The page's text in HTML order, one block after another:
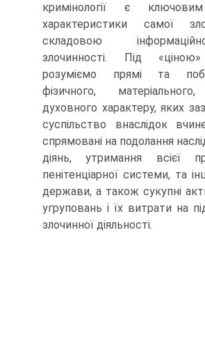
кримінології є
характеристики самої
складовою
злочинності. Під «ціною»
розуміємо прямі та
фізичного,
духовного характеру, яких
суспільство внаслідок
спрямовані на подолання
діянь, утримання всієї
пенітенціарної системи, та
держави, а також сукупні
угруповань і їх витрати на
злочинної діяльності.